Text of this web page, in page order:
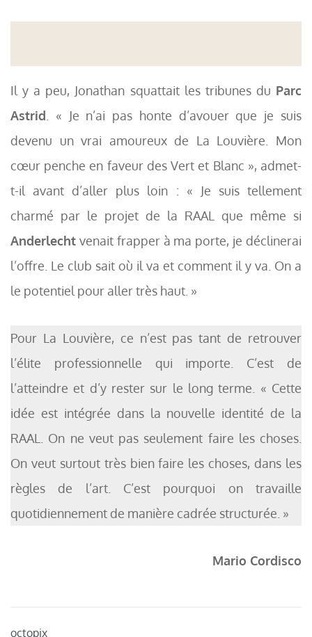
octopix
Il y a peu, Jonathan squattait les tribunes du Parc
Astrid . « Je n’ai pas honte d’avouer que je suis
devenu un vrai amoureux de La Louvière. Mon
cœur penche en faveur des Vert et Blanc », admet-
t-il avant d’aller plus loin : « Je suis tellement
charmé par le projet de la RAAL que même si
Anderlecht venait frapper à ma porte, je déclinerai
l’offre. Le club sait où il va et comment il y va. On a
le potentiel pour aller très haut. »
Pour La Louvière, ce n’est pas tant de retrouver
l’élite professionnelle qui importe. C’est de
l’atteindre et d’y rester sur le long terme. « Cette
idée est intégrée dans la nouvelle identité de la
RAAL. On ne veut pas seulement faire les choses.
On veut surtout très bien faire les choses, dans les
règles de l’art. C’est pourquoi on travaille
quotidiennement de manière cadrée structurée. »
Mario Cordisco